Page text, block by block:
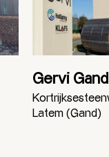
Gervi Gand
Latem (Gand)